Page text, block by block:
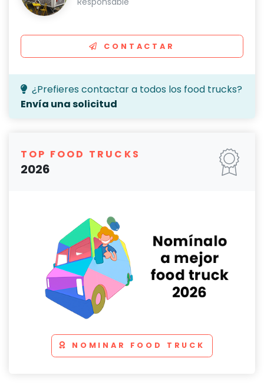
CONTACTAR
¿Prefieres contactar a todos los food trucks?
Envía una solicitud
TOP FOOD TRUCKS
2026
NOMINAR FOOD TRUCK